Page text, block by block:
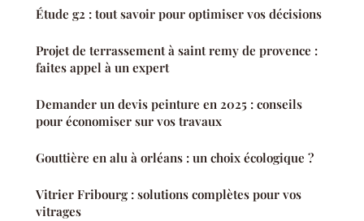
Étude g2 : tout savoir pour optimiser vos décisions
Projet de terrassement à saint remy de provence :
faites appel à un expert
Demander un devis peinture en 2025 : conseils
pour économiser sur vos travaux
Gouttière en alu à orléans : un choix écologique ?
Vitrier Fribourg : solutions complètes pour vos
vitrages